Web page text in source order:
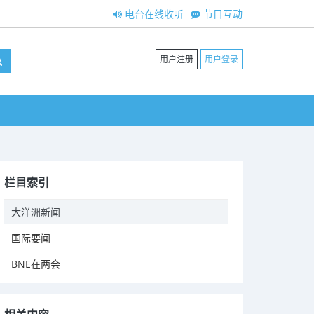
节目互动
电台在线收听
用户注册 用户登录
栏目索引
大洋洲新闻
国际要闻
BNE在两会